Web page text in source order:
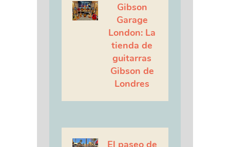
Gibson
Garage
London: La
tienda de
guitarras
Gibson de
Londres
El paseo de